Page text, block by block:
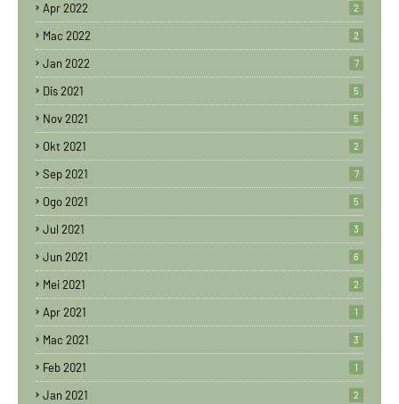
Apr 2022 2
Mac 2022 2
Jan 2022 7
Dis 2021 5
Nov 2021 5
Okt 2021 2
Sep 2021 7
Ogo 2021 5
Jul 2021 3
Jun 2021 6
Mei 2021 2
Apr 2021 1
Mac 2021 3
Feb 2021 1
Jan 2021 2